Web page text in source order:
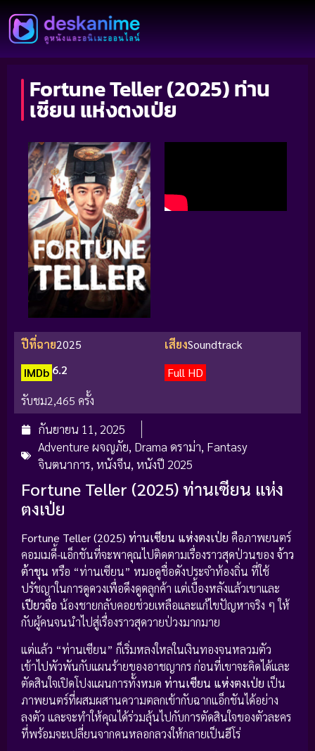
Fortune Teller (2025) ท่าน
เซียน แห่งตงเป่ย
ปีที่ฉาย2025 เสียงSoundtrack
IMDb 6.2
Full HD
รับชม2,465 ครั้ง
กันยายน 11, 2025
Adventure ผจญภัย, Drama ดราม่า, Fantasy
จินตนาการ, หนังจีน, หนังปี 2025
Fortune Teller (2025) ท่านเซียน แห่ง
ตงเป่ย
Fortune Teller (2025) ท่านเซียน แห่งตงเป่ย คือภาพยนตร์
คอมเมดี้-แอ็กชันที่จะพาคุณไปติดตามเรื่องราวสุดป่วนของ จ้าว
ต้าชุน หรือ “ท่านเซียน” หมอดูชื่อดังประจำท้องถิ่น ที่ใช้
ปรัชญาในการดูดวงเพื่อดึงดูดลูกค้า แต่เบื้องหลังแล้วเขาและ
เปียวจื่อ น้องชายกลับคอยช่วยเหลือและแก้ไขปัญหาจริง ๆ ให้
กับผู้คนจนนำไปสู่เรื่องราวสุดวายป่วงมากมาย
แต่แล้ว “ท่านเซียน” ก็เริ่มหลงใหลในเงินทองจนหลวมตัว
เข้าไปพัวพันกับแผนร้ายของอาชญากร ก่อนที่เขาจะคิดได้และ
ตัดสินใจเปิดโปงแผนการทั้งหมด ท่านเซียน แห่งตงเป่ย เป็น
ภาพยนตร์ที่ผสมผสานความตลกเข้ากับฉากแอ็กชันได้อย่าง
ลงตัว และจะทำให้คุณได้ร่วมลุ้นไปกับการตัดสินใจของตัวละคร
ที่พร้อมจะเปลี่ยนจากคนหลอกลวงให้กลายเป็นฮีโร่